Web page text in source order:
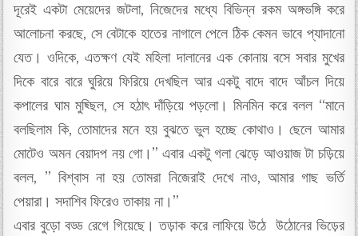
দূরেই একটা মেয়েদের জটলা, নিজেদের মধ্যে বিভিন্ন রকম অঙ্গভঙ্গি করে
আলোচনা করছে, সে বেটাকে হাতের নাগালে পেলে ঠিক কেমন ভাবে প্যাদানো
যেত। ওদিকে, এতক্ষণ যেই মহিলা দালানের এক কোনায় বসে সবার মুখের
দিকে বারে বারে ঘুরিয়ে ফিরিয়ে দেখছিল আর একটু বাদে বাদে আঁচল দিয়ে
কপালের ঘাম মুছ্ছিল, সে হঠাৎ দাঁড়িয়ে পড়লো। মিনমিন করে বলল “মানে
বলছিলাম কি, তোমাদের মনে হয় বুঝতে ভুল হচ্ছে কোথাও। ছেলে আমার
মোটেও অমন বেয়াদপ নয় গো।” এবার একটু গলা ঝেড়ে আওয়াজ টা চড়িয়ে
বলল, ” বিশ্বাস না হয় তোমরা নিজেরাই দেখে নাও, আমার গাছ ভর্তি
পেয়ারা। সদাশিব ফিরেও তাকায় না।”
এবার বুড়ো বড্ড রেগে গিয়েছে। তড়াক করে লাফিয়ে উঠে উঠোনের ভিড়ের